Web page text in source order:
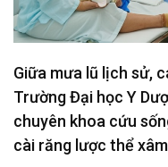
Giữa mưa lũ lịch sử,
Trường Đại học Y
chuyên khoa cứu
cài răng lược thể